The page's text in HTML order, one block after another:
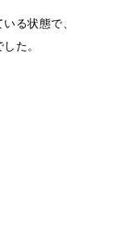
る状態で、
た。